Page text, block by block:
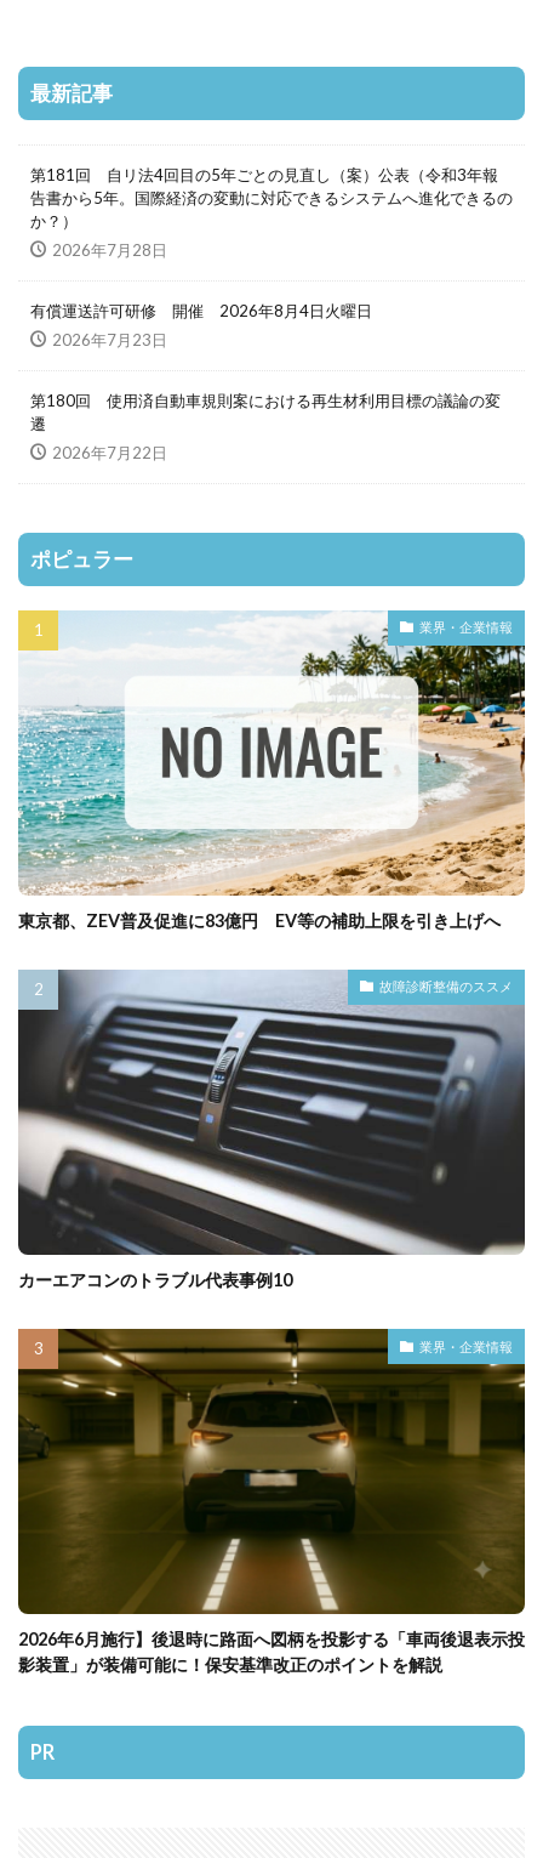
最新記事
第181回 自リ法4回目の5年ごとの見直し（案）公表（令和3年報
告書から5年。国際経済の変動に対応できるシステムへ進化できるの
か？）
2026年7月28日
有償運送許可研修 開催 2026年8月4日火曜日
2026年7月23日
第180回 使用済自動車規則案における再生材利用目標の議論の変
遷
2026年7月22日
ポピュラー
業界・企業情報
東京都、ZEV普及促進に83億円 EV等の補助上限を引き上げへ
故障診断整備のススメ
カーエアコンのトラブル代表事例10
業界・企業情報
2026年6月施行】後退時に路面へ図柄を投影する「車両後退表示投
影装置」が装備可能に！保安基準改正のポイントを解説
PR